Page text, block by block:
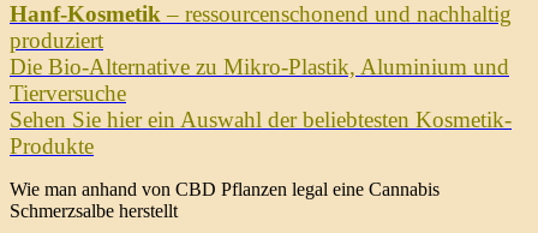
Hanf-Kosmetik – ressourcenschonend und nachhaltig
produziert
Die Bio-Alternative zu Mikro-Plastik, Aluminium und
Tierversuche
Sehen Sie hier ein Auswahl der beliebtesten Kosmetik-
Produkte
Wie man anhand von CBD Pflanzen legal eine Cannabis
Schmerzsalbe herstellt